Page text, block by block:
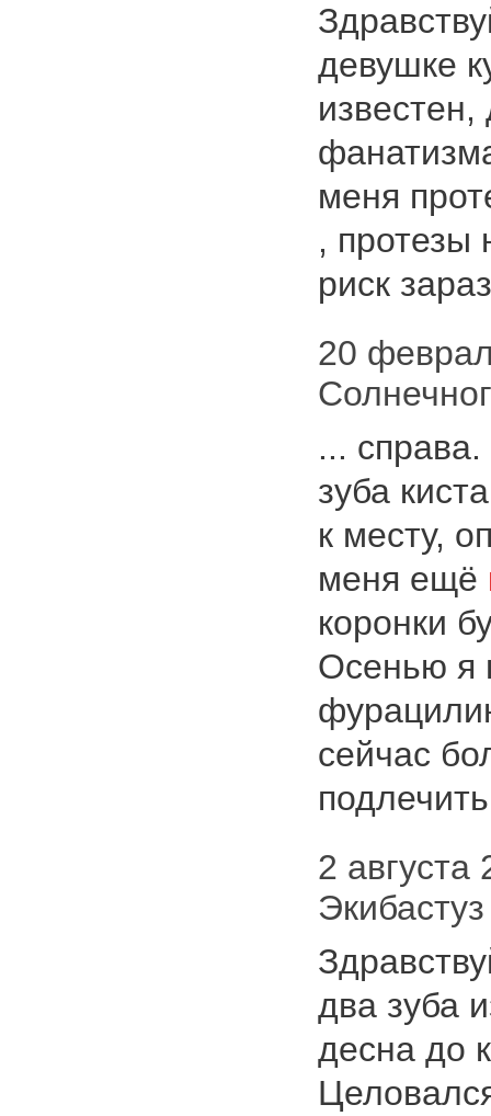
девушке
меня
, протезы
риск
20
...
зуба
к месту,
меня ещё
коронки
Осенью я
сейчас
2 августа
Экибастуз
два зуба
десна до